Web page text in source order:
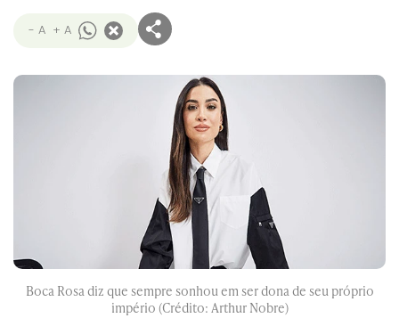
- A + A
Boca Rosa diz que sempre sonhou em ser dona de seu próprio
império (Crédito: Arthur Nobre)